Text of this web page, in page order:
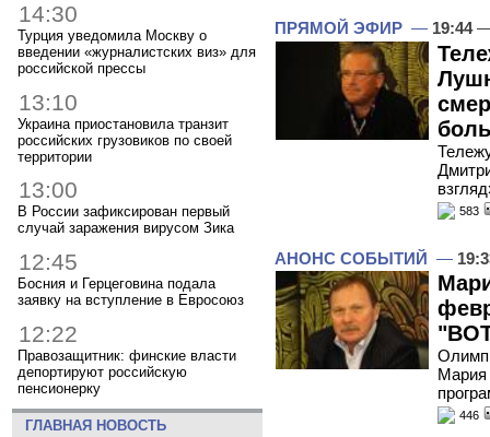
14:30
Турция уведомила Москву о
введении «журналистских виз» для
российской прессы
13:10
Украина приостановила транзит
российских грузовиков по своей
территории
13:00
В России зафиксирован первый
случай заражения вирусом Зика
12:45
Босния и Герцеговина подала
заявку на вступление в Евросоюз
12:22
Правозащитник: финские власти
депортируют российскую
пенсионерку
ГЛАВНАЯ НОВОСТЬ
ПРЯМОЙ ЭФИР — 19:44—
583
АНОНС СОБЫТИЙ —
Мария
446